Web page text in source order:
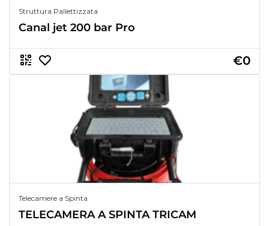
Struttura Pallettizzata
Canal jet 200 bar Pro
€0
Telecamere a Spinta
TELECAMERA A SPINTA TRICAM